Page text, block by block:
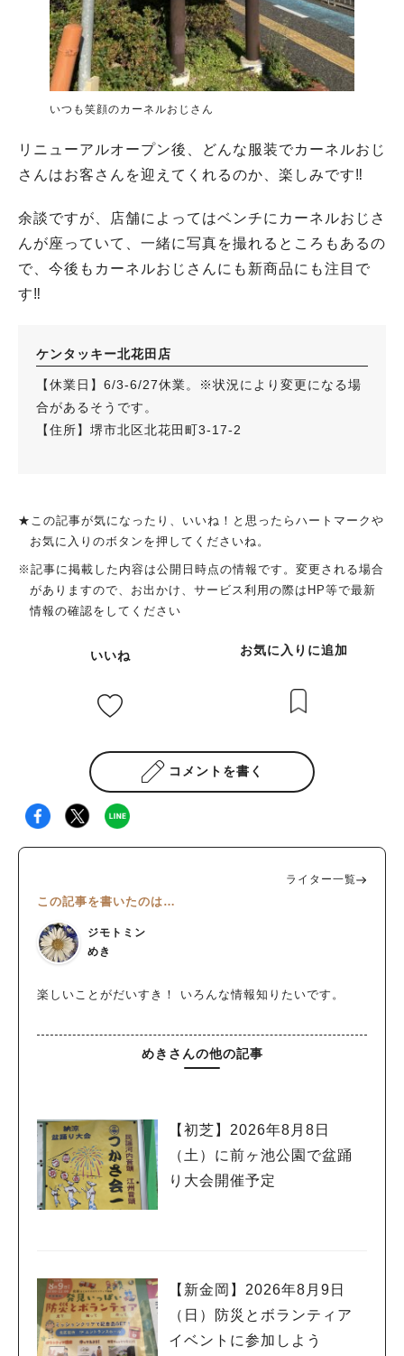
いつも笑顔のカーネルおじさん
リニューアルオープン後、どんな服装でカーネルおじ
さんはお客さんを迎えてくれるのか、楽しみです‼︎
余談ですが、店舗によってはベンチにカーネルおじさ
んが座っていて、一緒に写真を撮れるところもあるの
で、今後もカーネルおじさんにも新商品にも注目で
す‼︎
ケンタッキー北花田店
【休業日】6/3-6/27休業。※状況により変更になる場
合があるそうです。
【住所】堺市北区北花田町3-17-2
★この記事が気になったり、いいね！と思ったらハートマークや
お気に入りのボタンを押してくださいね。
※記事に掲載した内容は公開日時点の情報です。変更される場合
がありますので、お出かけ、サービス利用の際はHP等で最新
情報の確認をしてください
いいね お気に入りに追加
コメントを書く
ライター一覧
この記事を書いたのは…
ジモトミン
めき
楽しいことがだいすき！ いろんな情報知りたいです。
めきさんの他の記事
【初芝】2026年8月8日
（土）に前ヶ池公園で盆踊
り大会開催予定
【新金岡】2026年8月9日
（日）防災とボランティア
イベントに参加しよう